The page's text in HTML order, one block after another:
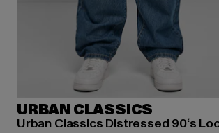
URBAN CLASSICS